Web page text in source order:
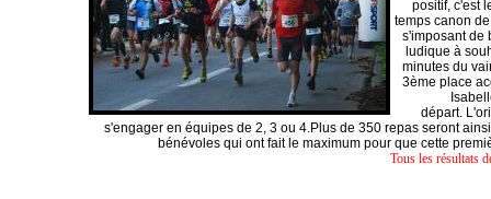
positif, c'est
temps canon
s'imposant de
ludique à
minutes du
3ème place
départ.
s'engager en équipes de 2, 3 ou 4.Plus de 350 repas seront
bénévoles qui ont fait le maximum pour que cette
Tous les résultats